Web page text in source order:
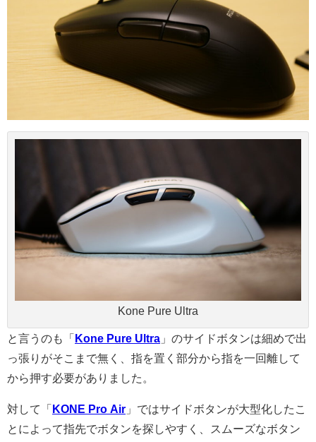
Kone Pure Ultra
と言うのも「 Kone Pure Ultra 」のサイドボタンは細めで出
っ張りがそこまで無く、指を置く部分から指を一回離して
から押す必要がありました。
対して「 KONE Pro Air 」ではサイドボタンが大型化したこ
とによって指先でボタンを探しやすく、スムーズなボタン